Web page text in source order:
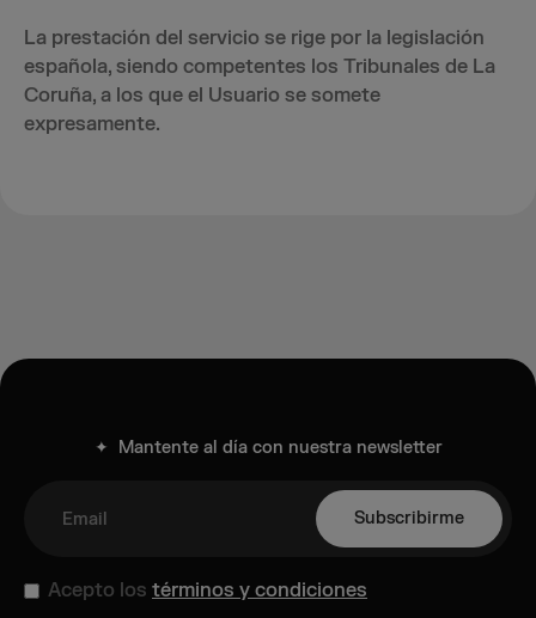
La prestación del servicio se rige por la legislación
española, siendo competentes los Tribunales de La
Coruña, a los que el Usuario se somete
expresamente.
✦ Mantente al día con nuestra newsletter
Acepto los términos y condiciones